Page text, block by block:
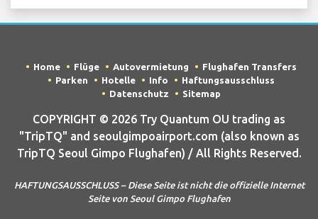
Home Flüge Autovermietung
Flughafen Transfers
Parken
Hotelle Info
Haftungsausschluss
Datenschutz
Sitemap
COPYRIGHT © 2026 Try Quantum OU trading as
"TripTQ" and seoulgimpoairport.com (also known as
TripTQ Seoul Gimpo Flughafen) / All Rights Reserved.
HAFTUNGSAUSSCHLUSS – Diese Seite ist nicht die offizielle Internet
Seite von Seoul Gimpo Flughafen